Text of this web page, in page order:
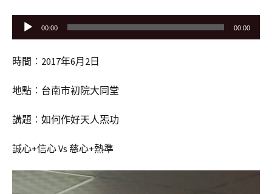
訊
放
00:00 00:00
時間︰2017年6月2日
地點︰台南市初院大同堂
講題︰如何作好天人炁功
誠心+信心 Vs 慈心+熱準